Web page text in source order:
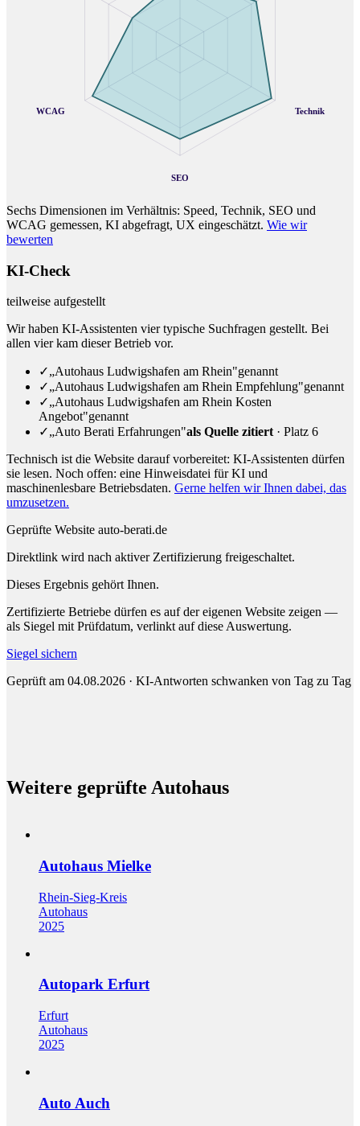
Technik
SEO
WCAG
Sechs Dimensionen im Verhältnis: Speed, Technik, SEO und
WCAG gemessen, KI abgefragt, UX eingeschätzt. Wie wir
bewerten
KI-Check
teilweise aufgestellt
Wir haben KI-Assistenten vier typische Suchfragen gestellt. Bei
allen vier kam dieser Betrieb vor.
✓„Autohaus Ludwigshafen am Rhein"genannt
✓„Autohaus Ludwigshafen am Rhein Empfehlung"genannt
✓„Autohaus Ludwigshafen am Rhein Kosten
Angebot"genannt
✓„Auto Berati Erfahrungen"als Quelle zitiert· Platz 6
Technisch ist die Website darauf vorbereitet: KI-Assistenten dürfen
sie lesen. Noch offen: eine Hinweisdatei für KI und
maschinenlesbare Betriebsdaten. Gerne helfen wir Ihnen dabei, das
umzusetzen.
Geprüfte Website auto-berati.de
Direktlink wird nach aktiver Zertifizierung freigeschaltet.
Dieses Ergebnis gehört Ihnen.
Zertifizierte Betriebe dürfen es auf der eigenen Website zeigen —
als Siegel mit Prüfdatum, verlinkt auf diese Auswertung.
Siegel sichern
Geprüft am 04.08.2026 · KI-Antworten schwanken von Tag zu Tag
Weitere geprüfte Autohaus
Autohaus Mielke
Rhein-Sieg-Kreis
Autohaus
2025
Autopark Erfurt
Erfurt
Autohaus
2025
Auto Auch